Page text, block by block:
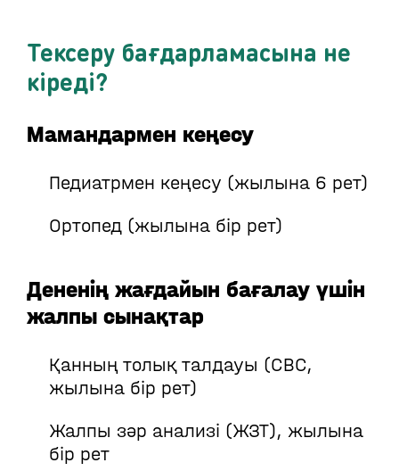
Тексеру бағдарламасына не
кіреді?
Мамандармен кеңесу
Педиатрмен кеңесу (жылына 6 рет)
Ортопед (жылына бір рет)
Дененің жағдайын бағалау үшін
жалпы сынақтар
Қанның толық талдауы (CBC,
жылына бір рет)
Жалпы зәр анализі (ЖЗТ), жылына
бір рет